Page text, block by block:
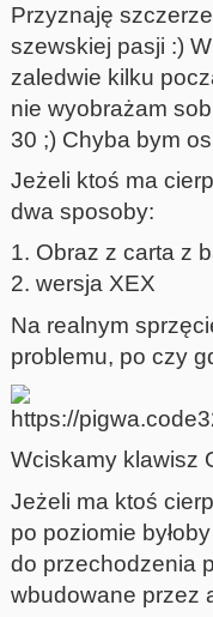
Przyznaję
szewskiej pasji :)
zaledwie kilku
nie wyobrażam
30 ;) Chyba bym
Jeżeli ktoś ma
dwa sposoby:
1. Obraz z carta z
2. wersja XEX
Na realnym
problemu, po czy
Wciskamy klawisz
Jeżeli ma ktoś
po poziomie
do przechodzenia
wbudowane przez